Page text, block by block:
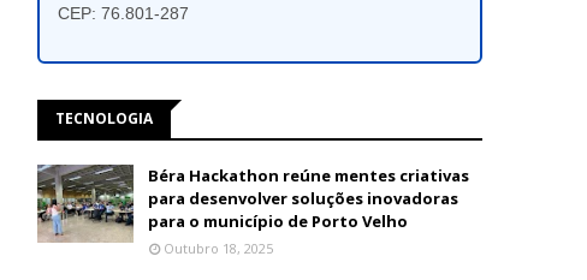
CEP: 76.801-287
TECNOLOGIA
Béra Hackathon reúne mentes criativas
para desenvolver soluções inovadoras
para o município de Porto Velho
Outubro 18, 2025